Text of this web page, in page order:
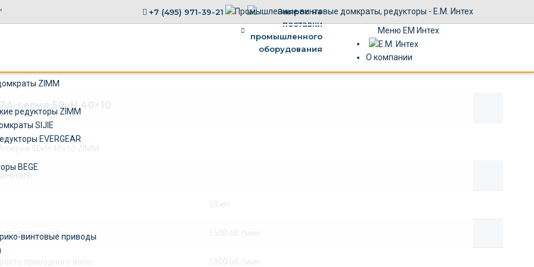
+7 (495) 971-39-21
Меню ЕМ Интех
О компании
ZIMM
редукторы ZIMM
SIJIE
EVERGEAR
BEGE
винтовые приводы
серия 50кН 40×10
50 кН
вращения: 1500 об./мин
приводного вала: 1800 об./мин